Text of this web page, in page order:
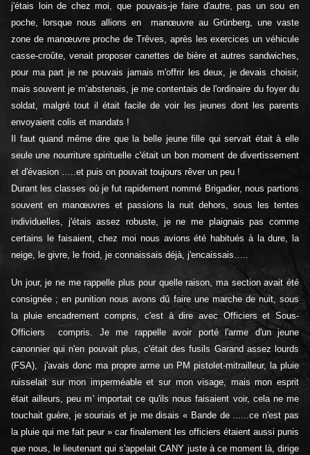
j'étais loin de chez moi, que pouvais-je faire d'autre, pas un sou en
poche, lorsque nous allions en manœuvre au Grünberg, une vaste
zone de manœuvre proche de Trêves, après les exercices un véhicule
casse-croûte, venait proposer canettes de bière et autres sandwiches,
pour ma part je ne pouvais jamais m'offrir les deux, je devais choisir,
mais souvent je m'abstenais, je me contentais de l'ordinaire du foyer du
soldat, malgré tout il était facile de voir les jeunes dont les parents
envoyaient colis et mandats !
Il faut quand même dire que la belle jeune fille qui servait était à elle
seule une nourriture spirituelle c'était un bon moment de divertissement
et d'évasion …..et puis on pouvait toujours rêver un peu !
Durant les classes où je fut rapidement nommé Brigadier, nous partions
souvent en manœuvres et passions la nuit dehors, sous les tentes
individuelles, j'étais assez robuste, je ne me plaignais pas comme
certains le faisaient, chez moi nous avions été habitués à la dure, la
neige, le givre, le froid, je connaissais déjà, j'encaissais…..
Un jour, je ne me rappelle plus pour quelle raison, ma section avait été
consignée ; en punition nous avons dû faire une marche de nuit, sous
la pluie encadrement compris, c'est à dire avec Officiers et Sous-
Officiers compris. Je me rappelle avoir porté l'arme d'un jeune
canonnier qui n'en pouvait plus, c'était des fusils Garand assez lourds
(FSA), j'avais donc ma propre arme un PM pistolet-mitrailleur, la pluie
ruisselait sur mon imperméable et sur mon visage, mais mon esprit
était ailleurs, peu m' importait ce qu'ils nous faisaient voir, cela ne me
touchait guère, je souriais et je me disais « Bande de ......ce n'est pas
la pluie qui me fait peur » car finalement les officiers étaient aussi punis
que nous, le lieutenant qui s'appelait CANY juste à ce moment là, dirige